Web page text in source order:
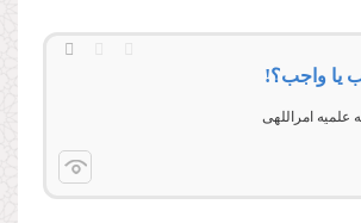
یا واجب؟!
امراللهی